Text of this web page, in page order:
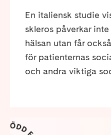
En italiensk studie
skleros påverkar
hälsan utan får
för patienternas
och andra viktiga